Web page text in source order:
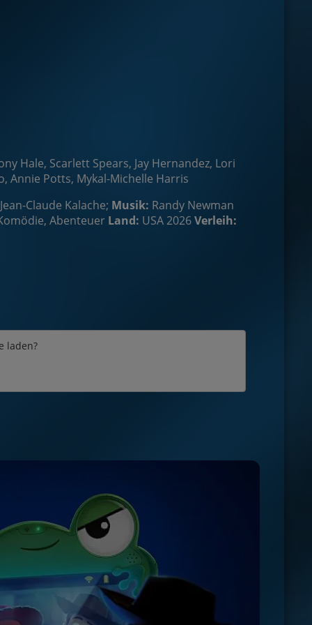
Hale, Scarlett Spears, Jay Hernandez, Lori
Annie Potts, Mykal-Michelle Harris
Claude Kalache; Musik: Randy Newman
Abenteuer Land: USA 2026Verleih:
laden?